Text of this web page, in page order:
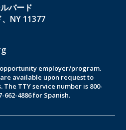
バード
NY 11377
employer/program.
available upon request to
TTY service number is 800-
662-4886 for Spanish.